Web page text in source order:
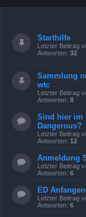
Starthilfe
Letzter Beitrag
Antworten: 32
Sammlung
wtc
Letzter Beitrag
Antworten: 8
Sind hier im
Dangerous?
Letzter Beitrag
Antworten: 12
Anmeldung
Letzter Beitrag
Antworten: 6
ED
Letzter Beitrag
Antworten: 6